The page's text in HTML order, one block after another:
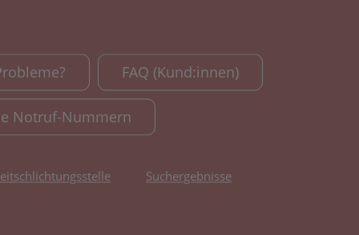
FAQ (Kund:innen)
Notruf-Nummern
Suchergebnisse